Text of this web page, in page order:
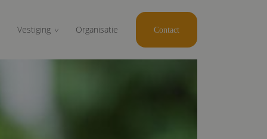
Vestiging Organisatie Contact